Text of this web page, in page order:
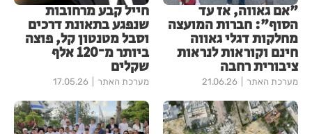
"אם גאווה, אז עד
הסוף": חברות המועצה
מחלקות דגלי גאווה
חינם וקוראות לנראות
ציבורית רחבה
מערכת האתר 21.06.26
חייל קבע מרחובות
שנפגע בתאונת דרכים
וסבל מטנטון קל, פוצה
ביותר מ־120 אלף
שקלים
מערכת האתר 17.05.26